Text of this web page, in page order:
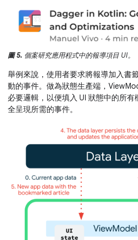
圖 5. 個案研究應用程式中的報導項目 UI。
舉例來說，使用者要求將報導加入書
動的事件。做為狀態生產端，
必要邏輯，以便填入 UI 狀態中的所有
全呈現所需的事件。